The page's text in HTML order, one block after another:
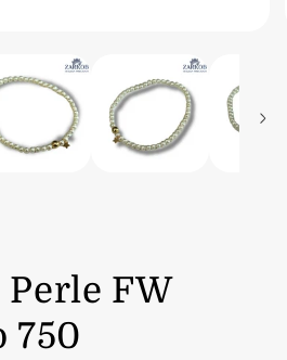
FW
750